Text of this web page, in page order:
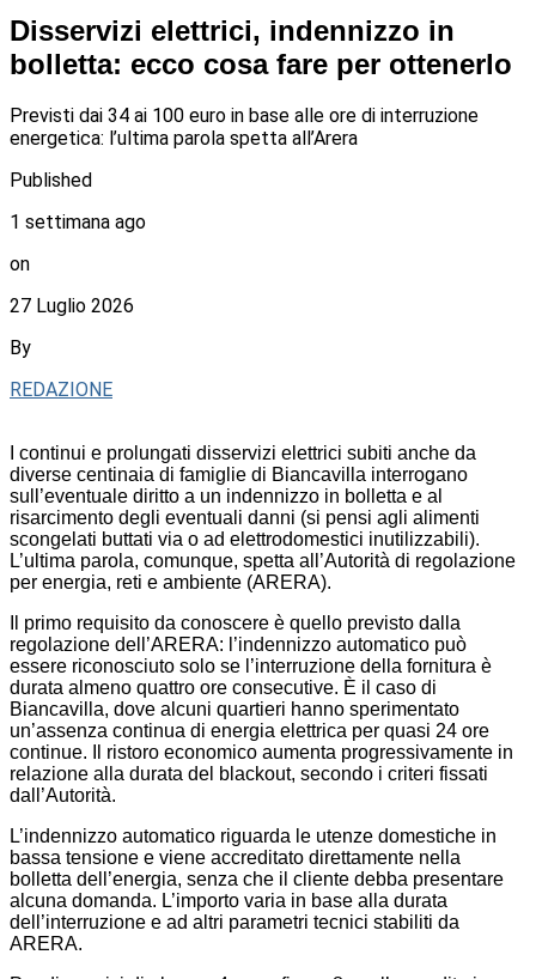
Disservizi elettrici, indennizzo in
bolletta: ecco cosa fare per ottenerlo
Previsti dai 34 ai 100 euro in base alle ore di interruzione
energetica: l’ultima parola spetta all’Arera
Published
1 settimana ago
on
27 Luglio 2026
By
REDAZIONE
I continui e prolungati disservizi elettrici subiti anche da
diverse centinaia di famiglie di Biancavilla interrogano
sull’eventuale diritto a un indennizzo in bolletta e al
risarcimento degli eventuali danni (si pensi agli alimenti
scongelati buttati via o ad elettrodomestici inutilizzabili).
L’ultima parola, comunque, spetta all’Autorità di regolazione
per energia, reti e ambiente (ARERA).
Il primo requisito da conoscere è quello previsto dalla
regolazione dell’ARERA: l’indennizzo automatico può
essere riconosciuto solo se l’interruzione della fornitura è
durata almeno quattro ore consecutive. È il caso di
Biancavilla, dove alcuni quartieri hanno sperimentato
un’assenza continua di energia elettrica per quasi 24 ore
continue. Il ristoro economico aumenta progressivamente in
relazione alla durata del blackout, secondo i criteri fissati
dall’Autorità.
L’indennizzo automatico riguarda le utenze domestiche in
bassa tensione e viene accreditato direttamente nella
bolletta dell’energia, senza che il cliente debba presentare
alcuna domanda. L’importo varia in base alla durata
dell’interruzione e ad altri parametri tecnici stabiliti da
ARERA.